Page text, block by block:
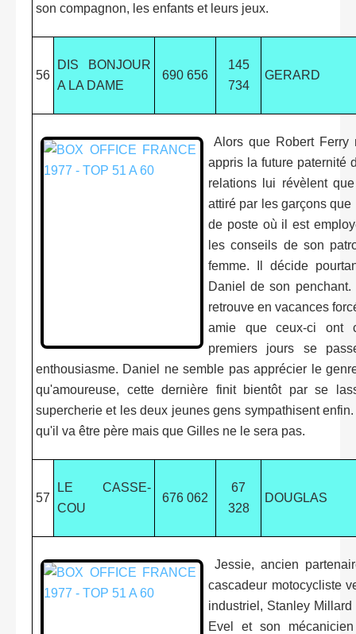
son compagnon, les enfants et leurs jeux.
56
DIS BONJOUR
A LA DAME
690 656
145
734
GERARD
Alors que Robert
appris la future paternité
relations lui révèlent
attiré par les garçons
de poste où il est
les conseils de son
femme. Il décide
Daniel de son
retrouve en vacances
amie que ceux-ci ont
premiers jours se
enthousiasme. Daniel ne semble pas apprécier le
qu'amoureuse, cette dernière finit bientôt par se
supercherie et les deux jeunes gens sympathisent
qu'il va être père mais que Gilles ne le sera pas.
57
LE CASSE-
COU
676 062
67
328
DOUGLAS
Jessie, ancien
cascadeur motocycliste
industriel, Stanley
Evel et son